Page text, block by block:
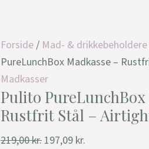
Forside/ Mad- & drikkebeholdere
PureLunchBox Madkasse –
Madkasser
Pulito PureLunchBox
Rustfrit Stål –
219,00kr. 197,09 kr.